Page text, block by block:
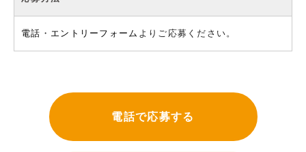
電話 ・ エントリーフォーム よりご応募ください。
電話で応募する